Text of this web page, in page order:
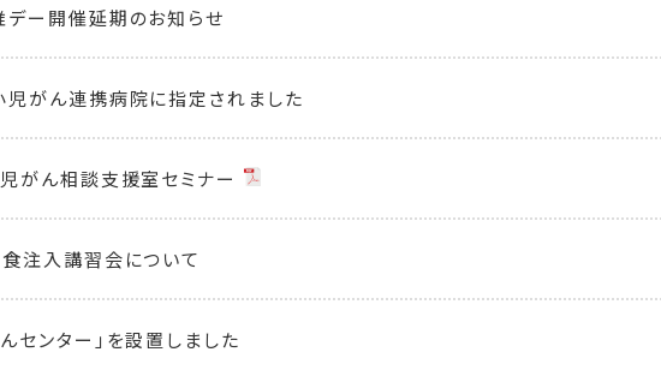
デー開催延期のお知らせ
がん連携病院に指定されました
がん相談支援室セミナー
注入講習会について
センター」を設置しました